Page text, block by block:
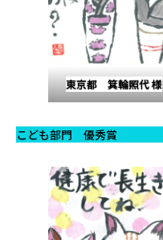
東京都 箕輪照代 様
こども部門 優秀賞